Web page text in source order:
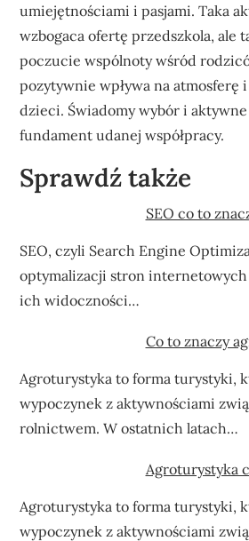
umiejętnościami i pasjami. Taka
wzbogaca ofertę przedszkola, ale
poczucie wspólnoty wśród
pozytywnie wpływa na atmosferę
dzieci. Świadomy wybór i
fundament udanej współpracy.
Sprawdź także
SEO co to
SEO, czyli Search Engine
optymalizacji stron
ich widoczności…
Co to znaczy
Agroturystyka to forma turystyki,
wypoczynek z aktywnościami
rolnictwem. W ostatnich latach…
Agroturystyka
Agroturystyka to forma turystyki,
wypoczynek z aktywnościami